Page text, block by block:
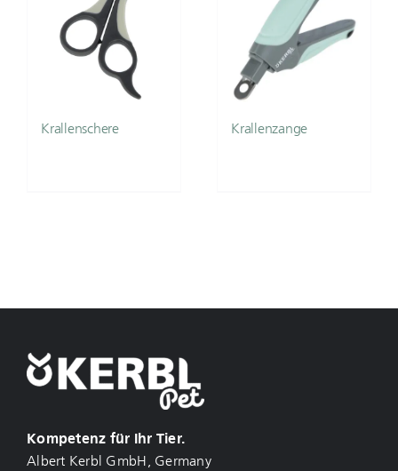
Krallenschere Krallenzange
Kompetenz für Ihr Tier.
Albert Kerbl GmbH, Germany